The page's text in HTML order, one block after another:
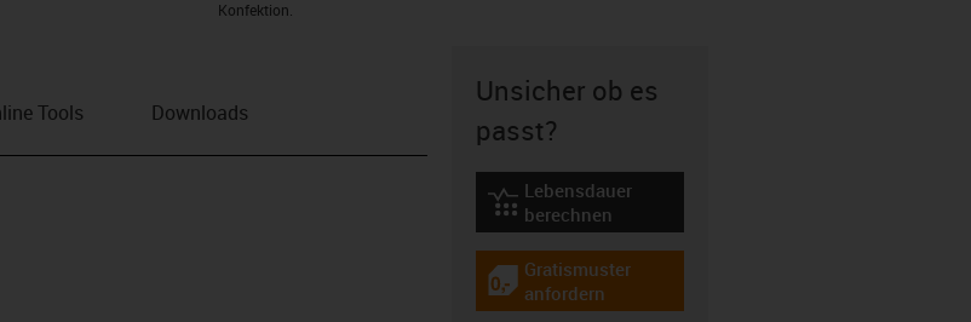
Konfektion.
Tools Downloads
Unsicher ob es
passt?
igus-icon-lebensdauerrechner
Lebensdauer
berechnen
igus-icon-gratismuster
Gratismuster
anfordern